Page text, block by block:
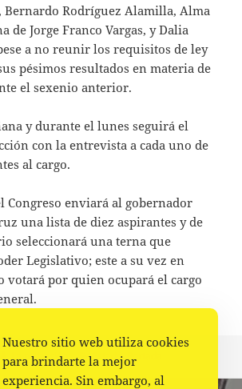
Bernardo Rodríguez Alamilla, Alma
de Jorge Franco Vargas, y Dalia
a no reunir los requisitos de ley
pésimos resultados en materia de
el sexenio anterior.
y durante el lunes seguirá el
con la entrevista a cada uno de
al cargo.
Congreso enviará al gobernador
una lista de diez aspirantes y de
seleccionará una terna que
Legislativo; este a su vez en
votará por quien ocupará el cargo
Autor
La redacción Categorías
Estado
Nuestro sitio web utiliza cookies
para brindarte la mejor
experiencia. Sin embargo, al